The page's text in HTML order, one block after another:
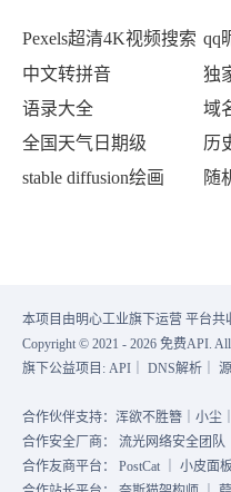
Pexels超清4K视频搜索
中文转拼音
语录大全
全国天气日期级
stable diffusion绘画
qq
独
域
历
随
本项目由明心工业旗下运营 平台共
Copyright © 2021 - 2026 免费API.
旗下公益项目: API DNS解析
合作伙伴支持：浑欲不胜簪｜小尘
合作安全厂商： 流光网络安全团队
合作友商平台： PostCat 小皮面板